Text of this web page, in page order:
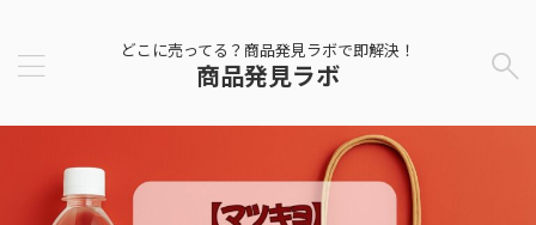
どこに売ってる？商品発見ラボで即解決！
商品発見ラボ